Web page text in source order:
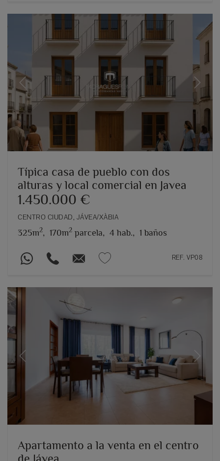
Previous Next
Típica casa de pueblo con dos
alturas y local comercial en Javea
1.450.000 €
CENTRO CIUDAD, JÁVEA/XÀBIA
325m2, 170m2 parcela, 4 hab., 1 baños
REF. VP08
Previous Next
Apartamento a la venta en el centro